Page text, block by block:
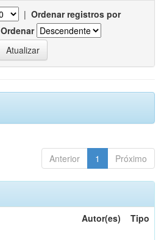
| Ordenar registros por
Ordenar
Anterior 1 Próximo
Autor(es) Tipo